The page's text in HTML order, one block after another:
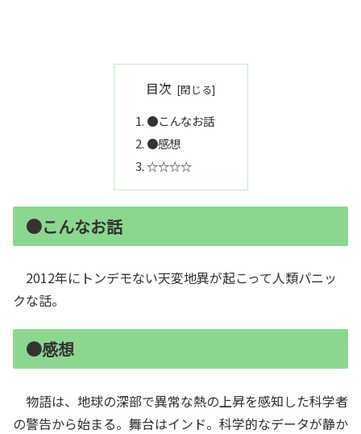
目次
●こんなお話
●感想
☆☆☆☆
●こんなお話
2012年にトンデモない天変地異が起こって人類パニッ
クな話。
●感想
物語は、地球の深部で異常な熱の上昇を感知した科学者
の警告から始まる。舞台はインド。科学的なデータが静か